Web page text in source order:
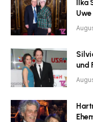
Ilka
und